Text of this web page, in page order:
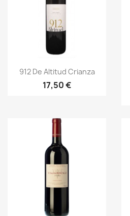
Vista rápida
912 De Altitud Crianza
17,50 €